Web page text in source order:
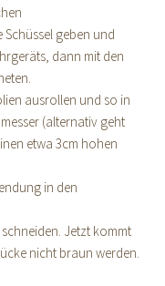
Schüssel geben und
dann mit den
ausrollen und so in
(alternativ geht
etwa 3cm hohen
in den
Jetzt kommt
nicht braun werden.